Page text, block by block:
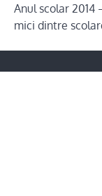
Anul scolar 2014
mici dintre